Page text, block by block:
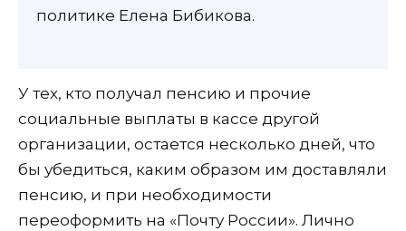
политике Елена Бибикова.
У тех, кто получал пенсию и прочие
социальные выплаты в кассе другой
организации, остается несколько дней, что
бы убедиться, каким образом им доставляли
пенсию, и при необходимости
переоформить на «Почту России». Лично